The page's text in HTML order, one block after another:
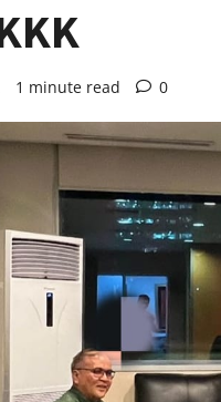
1 minute read 0